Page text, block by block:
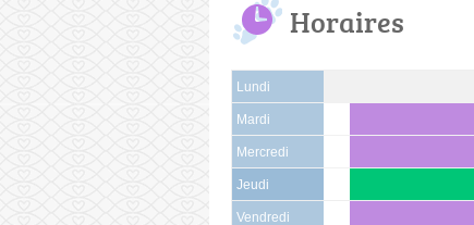
Horaires
Lundi
Mardi
Mercredi
Jeudi
Vendredi